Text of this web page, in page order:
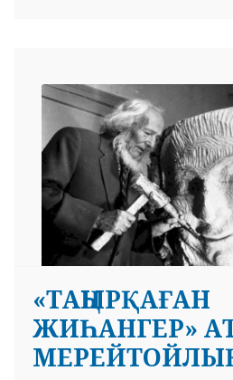
«ТАҢЫРҚАҒАН
ЖИҺАНГЕР»